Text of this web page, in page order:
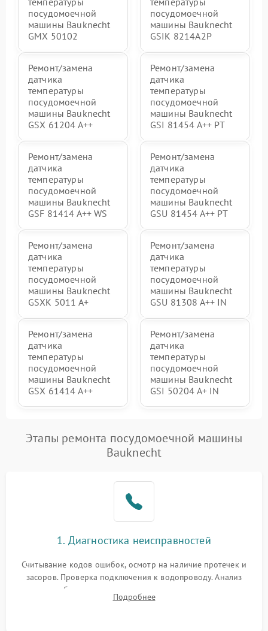
посудомоечной
машины Bauknecht
GMX 50102
посудомоечной
машины Bauknecht
GSIK 8214A2P
Ремонт/замена
датчика
температуры
посудомоечной
машины Bauknecht
GSX 61204 A++
Ремонт/замена
датчика
температуры
посудомоечной
машины Bauknecht
GSI 81454 A++ PT
Ремонт/замена
датчика
температуры
посудомоечной
машины Bauknecht
GSF 81414 A++ WS
Ремонт/замена
датчика
температуры
посудомоечной
машины Bauknecht
GSU 81454 A++ PT
Ремонт/замена
датчика
температуры
посудомоечной
машины Bauknecht
GSXK 5011 A+
Ремонт/замена
датчика
температуры
посудомоечной
машины Bauknecht
GSU 81308 A++ IN
Ремонт/замена
датчика
температуры
посудомоечной
машины Bauknecht
GSX 61414 A++
Ремонт/замена
датчика
температуры
посудомоечной
машины Bauknecht
GSI 50204 A+ IN
Этапы ремонта посудомоечной машины
Bauknecht
1. Диагностика неисправностей
Считывание кодов ошибок, осмотр на наличие протечек и
засоров. Проверка подключения к водопроводу. Анализ
жалоб на отсутствие слива, нагрева, вращения
разбрызгивателей или срабатывание системы защиты
Подробнее